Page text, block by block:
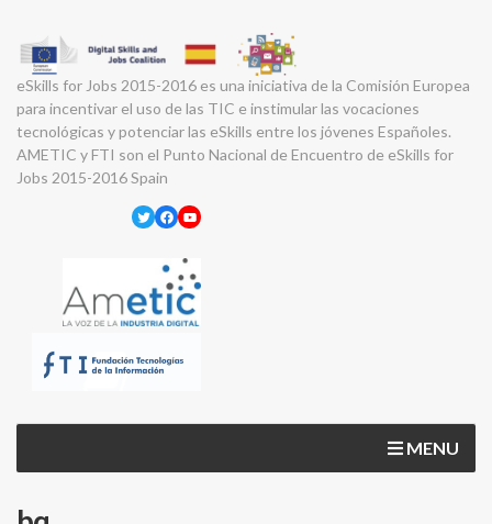
eSkills for Jobs 2015-2016 es una iniciativa de la Comisión Europea
para incentivar el uso de las TIC e instimular las vocaciones
tecnológicas y potenciar las eSkills entre los jóvenes Españoles.
AMETIC y FTI son el Punto Nacional de Encuentro de eSkills for
Jobs 2015-2016 Spain
Twitter
Facebook
YouTube
MENU